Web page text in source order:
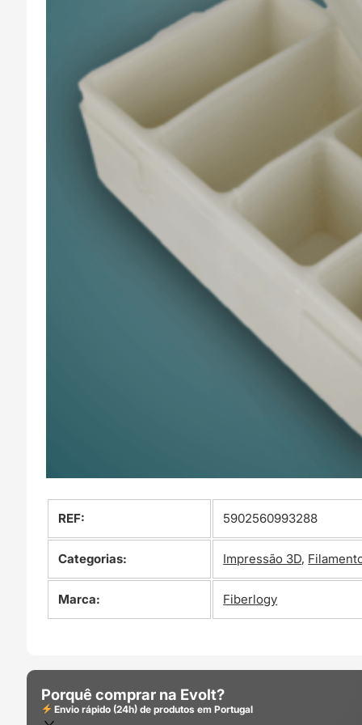
REF: 5902560993288
Categorias: Impressão 3D,
Marca: Fiberlogy
Porquê comprar na Evolt?
Envio rápido (24h) de produtos em Portugal